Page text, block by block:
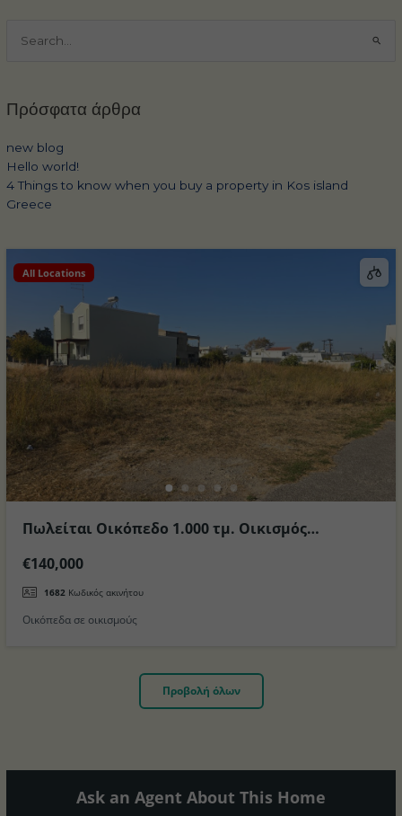
για:
Πρόσφατα άρθρα
new blog
Hello world!
4 Things to know when you buy a property in Kos island
Greece
All Locations
Πωλείται Οικόπεδο 1.000 τμ. Οικισμός
€140,000
1682 Κωδικός ακινήτου
Οικόπεδα σε οικισμούς
Προβολή όλων
Ask an Agent About This Home